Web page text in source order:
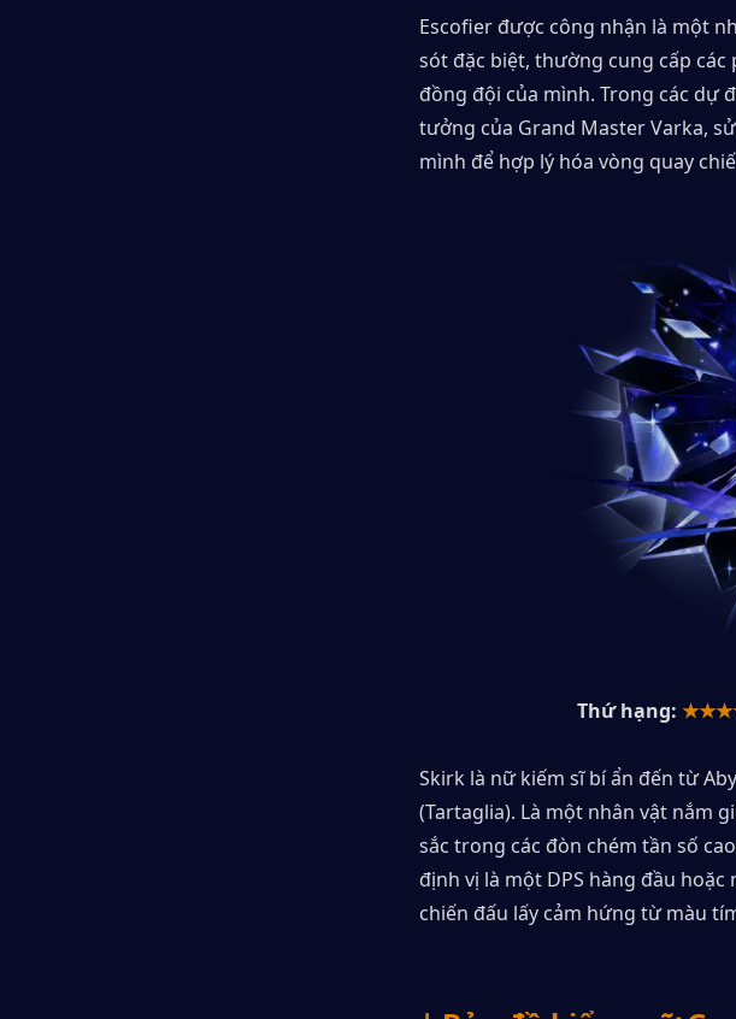
Escofier được công nhận là một
sót đặc biệt, thường cung cấp
đồng đội của mình. Trong các dự
tưởng của Grand Master Varka,
mình để hợp lý hóa vòng quay
Thứ hạng:
Skirk là nữ kiếm sĩ bí ẩn đến từ
(Tartaglia). Là một nhân vật nắm
sắc trong các đòn chém tần số
định vị là một DPS hàng đầu
chiến đấu lấy cảm hứng từ màu